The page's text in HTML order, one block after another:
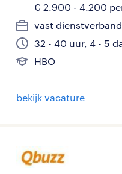
€ 2.900 - 4.200
vast dienstverband
32 - 40 uur, 4 - 5
HBO
bekijk vacature